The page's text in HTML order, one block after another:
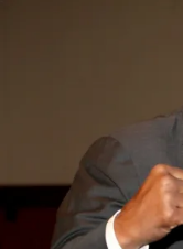
ФУТЗАЛ
ІНШІ